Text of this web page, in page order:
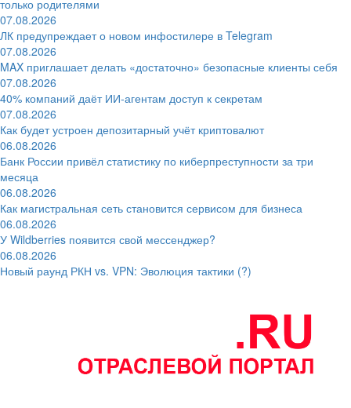
только родителями
07.08.2026
ЛК предупреждает о новом инфостилере в Telegram
07.08.2026
MAX приглашает делать «достаточно» безопасные клиенты себя
07.08.2026
40% компаний даёт ИИ‑агентам доступ к секретам
07.08.2026
Как будет устроен депозитарный учёт криптовалют
06.08.2026
Банк России привёл статистику по киберпреступности за три
месяца
06.08.2026
Как магистральная сеть становится сервисом для бизнеса
06.08.2026
У Wildberries появится свой мессенджер?
06.08.2026
Новый раунд РКН vs. VPN: Эволюция тактики (?)